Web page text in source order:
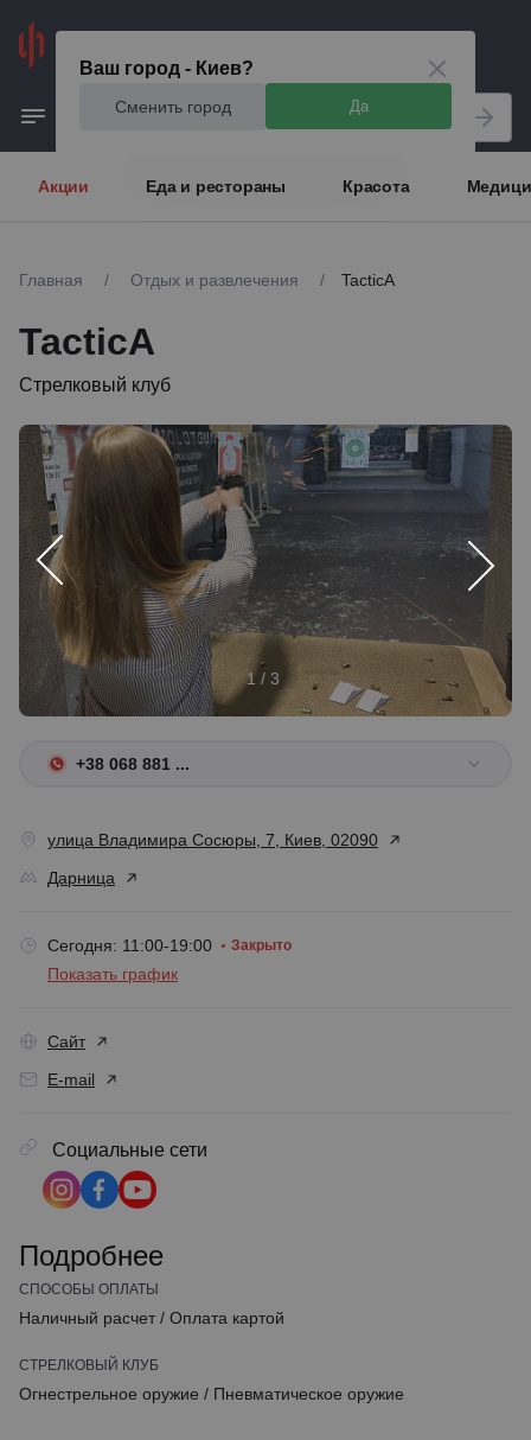
Ваш город - Киев?
Сменить город Да
Акции Еда и рестораны Красота
Главная / Отдых и развлечения / TacticA
TacticA
Стрелковый клуб
1 / 3
+38 068 881 ...
улица Владимира Сосюры, 7, Киев, 02090
Дарница
Сегодня: 11:00-19:00 Закрыто
Показать график
Сайт
E-mail
Социальные сети
Подробнее
СПОСОБЫ ОПЛАТЫ
Наличный расчет / Оплата картой
СТРЕЛКОВЫЙ КЛУБ
Огнестрельное оружие / Пневматическое оружие